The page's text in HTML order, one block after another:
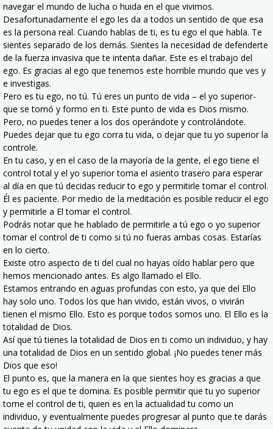
navegar el mundo de lucha o huida en el que vivimos.
Desafortunadamente el ego les da a todos un sentido de que esa
es la persona real. Cuando hablas de ti, es tu ego el que habla. Te
sientes separado de los demás. Sientes la necesidad de defenderte
de la fuerza invasiva que te intenta dañar. Este es el trabajo del
ego. Es gracias al ego que tenemos este horrible mundo que ves y
e investigas.
Pero es tu ego, no tú. Tú eres un punto de vida – el yo superior-
que se tomó y formo en ti. Este punto de vida es Dios mismo.
Pero, no puedes tener a los dos operándote y controlándote.
Puedes dejar que tu ego corra tu vida, o dejar que tu yo superior la
controle.
En tu caso, y en el caso de la mayoría de la gente, el ego tiene el
control total y el yo superior toma el asiento trasero para esperar
al día en que tú decidas reducir to ego y permitirle tomar el control.
Él es paciente. Por medio de la meditación es posible reducir el ego
y permitirle a El tomar el control.
Podrás notar que he hablado de permitirle a tú ego o yo superior
tomar el control de ti como si tú no fueras ambas cosas. Estarías
en lo cierto.
Existe otro aspecto de ti del cual no hayas oído hablar pero que
hemos mencionado antes. Es algo llamado el Ello.
Estamos entrando en aguas profundas con esto, ya que del Ello
hay solo uno. Todos los que han vivido, están vivos, o vivirán
tienen el mismo Ello. Esto es porque todos somos uno. El Ello es la
totalidad de Dios.
Así que tú tienes la totalidad de Dios en ti como un individuo, y hay
una totalidad de Dios en un sentido global. ¡No puedes tener más
Dios que eso!
El punto es, que la manera en la que sientes hoy es gracias a que
tu ego es el que te domina. Es posible permitir que tu yo superior
tome el control de ti, quien es en la actualidad tu como un
individuo, y eventualmente puedes progresar al punto que te darás